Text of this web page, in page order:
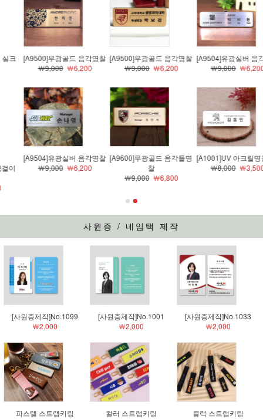
[A9500]무광골드 음각명찰
￦9,000￦6,200
[A9500]무광골드 음각명찰
￦9,000￦6,200
[A9504]유광실버 음각명찰
￦9,000￦6,200
[A9504]유광실버 음각명찰
￦9,000￦6,200
[A9600]무광골드 음각틀명
￦9,000￦6,800
[A1001]UV 아크릴명찰-02
￦8,000￦3,500
사원증 / 네임택 제작
[사원증제작]No.1099
￦2,000
[사원증제작]No.1001
￦2,000
[사원증제작]No.1033
￦2,000
파스텔 스트랩키링
컬러 스트랩키링
블랙 스트랩키링